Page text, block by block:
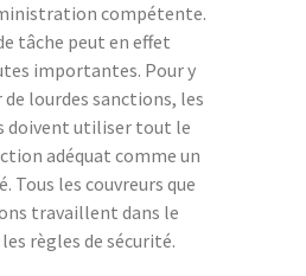
compétente.
tâche peut en effet
importantes. Pour y
lourdes sanctions, les
doivent utiliser tout le
adéquat comme un
Tous les couvreurs que
travaillent dans le
règles de sécurité.